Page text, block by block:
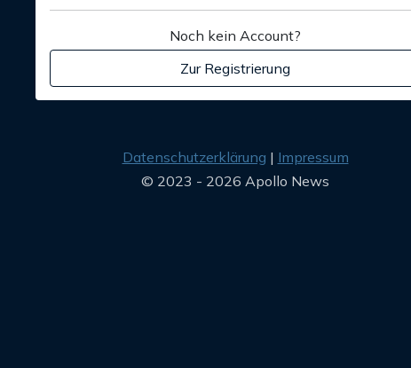
Noch kein Account?
Zur Registrierung
Datenschutzerklärung
Impressum
© 2023 - 2026 Apollo News